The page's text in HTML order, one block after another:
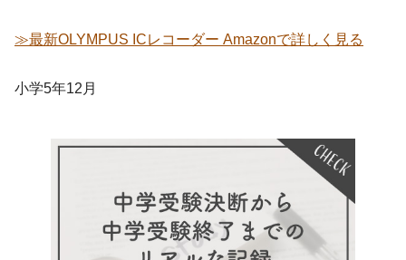
≫最新OLYMPUS ICレコーダー Amazonで詳しく見る
小学5年12月